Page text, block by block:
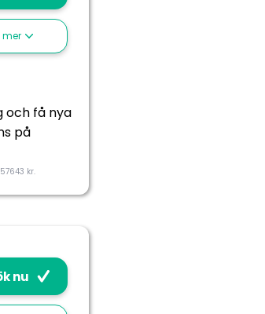
Ja
mer
och få nya
på
kr.
nu